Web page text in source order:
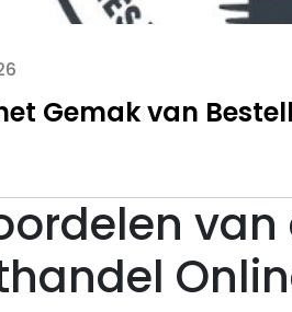
Gemak van
van